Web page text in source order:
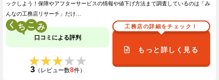
ックしよう！保障やアフターサービスの情報や値下げ方法まで調査しているのは「み
んなの工務店リサーチ」だけ…
く こ
口コミによる評判
★★★★★
★★★★★
3（レビュー数8件）
工務店の詳細をチェック！
もっと詳しく見る